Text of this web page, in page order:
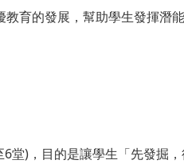
育的發展，幫助學生發揮潛能
堂)，目的是讓學生「先發掘，